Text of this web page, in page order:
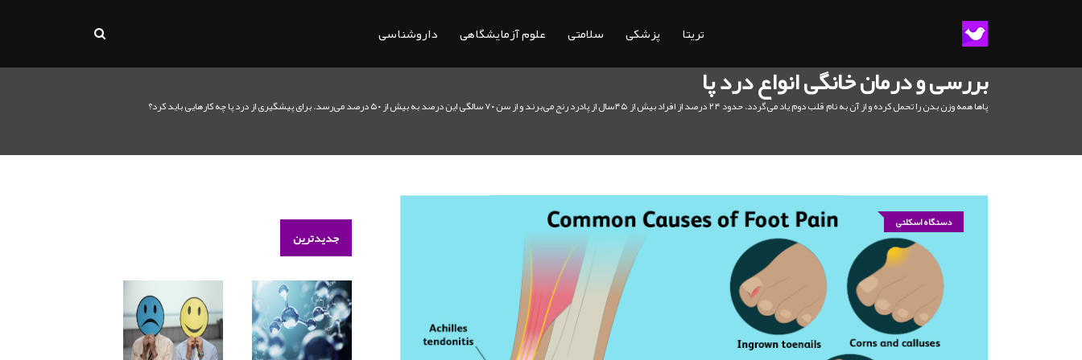
تریتا پزشکی سلامتی علوم آزمایشگاهی داروشناسی
بررسی و درمان خانگی انواع درد پا
پاها همه وزن بدن را تحمل کرده و از آن به نام قلب دوم یاد می‌گردد. حدود ۲۴ درصد از افراد بیش از ۴۵سال از پادرد رنج می‌برند و از سن ۷۰ سالگی این درصد به بیش از ۵۰ درصد می‌رسد. برای پیشگیری از درد پا چه کارهایی باید کرد؟
دستگاه اسکلتی
جدیدترین